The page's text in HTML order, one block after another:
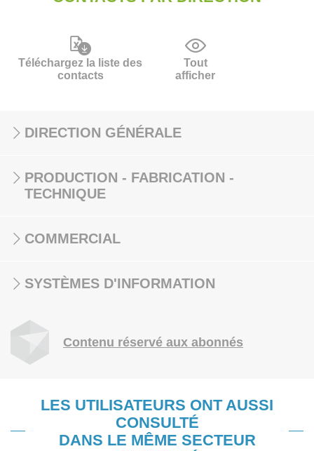
Téléchargez la liste des
contacts
Tout
afficher
DIRECTION GÉNÉRALE
PRODUCTION - FABRICATION -
TECHNIQUE
COMMERCIAL
SYSTÈMES D'INFORMATION
Contenu réservé aux abonnés
LES UTILISATEURS ONT AUSSI
CONSULTÉ
DANS LE MÊME SECTEUR